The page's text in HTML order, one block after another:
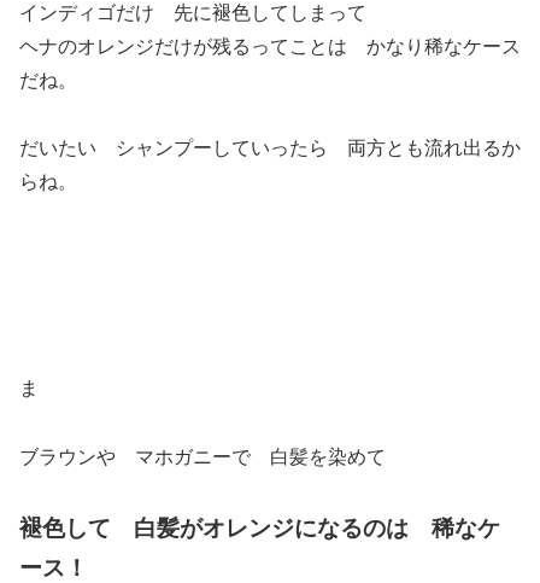
インディゴだけ 先に褪色してしまって
ヘナのオレンジだけが残るってことは かなり稀なケース
だね。
だいたい シャンプーしていったら 両方とも流れ出るか
らね。
ま
ブラウンや マホガニーで 白髪を染めて
褪色して 白髪がオレンジになるのは 稀なケ
ース！